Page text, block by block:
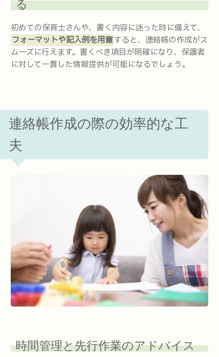
る
初めての保育士さんや、書く内容に迷った時に備えて、
フォーマットや記入例を用意すると、連絡帳の作成がス
ムーズに行えます。書くべき項目が明確になり、保護者
に対して一貫した情報提供が可能になるでしょう。
連絡帳作成の際の効率的な工
夫
時間管理と先行作業のアドバイス